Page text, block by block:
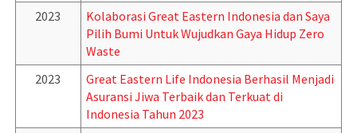
2023
Kolaborasi Great Eastern Indonesia dan Saya
Pilih Bumi Untuk Wujudkan Gaya Hidup Zero
Waste
2023
Great Eastern Life Indonesia Berhasil Menjadi
Asuransi Jiwa Terbaik dan Terkuat di
Indonesia Tahun 2023